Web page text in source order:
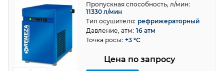
Цена по запросу
Пропускная способность, л/мин:
11330 л/мин
Тип осушителя: рефрижераторный
Давление, атм: 16 атм
Точка росы: +3 °С